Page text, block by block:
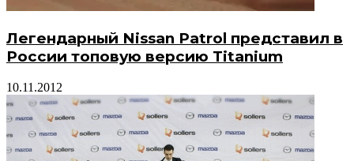
Легендарный Nissan Patrol представил в
России топовую версию Titanium
10.11.2012